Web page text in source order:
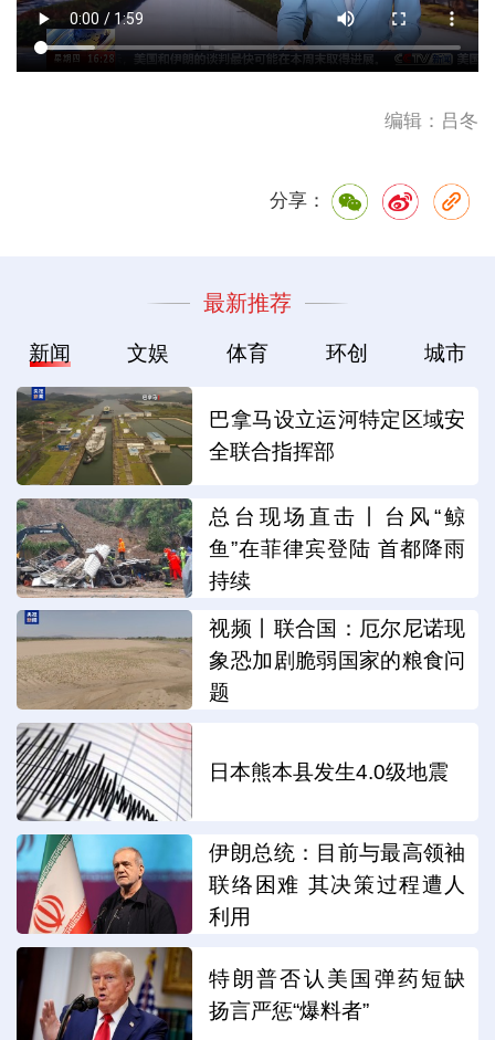
编辑：吕冬
分享：
最新推荐
新闻 文娱 体育 环创 城市
巴拿马设立运河特定区域安
全联合指挥部
总台现场直击丨台风“鲸
鱼”在菲律宾登陆 首都降雨
持续
视频丨联合国：厄尔尼诺现
象恐加剧脆弱国家的粮食问
题
日本熊本县发生4.0级地震
伊朗总统：目前与最高领袖
联络困难 其决策过程遭人
利用
特朗普否认美国弹药短缺
扬言严惩“爆料者”